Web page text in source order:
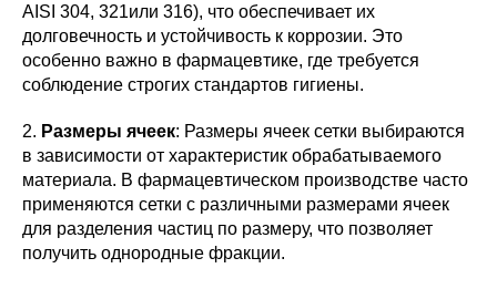
AISI 304, 321или 316), что обеспечивает их
долговечность и устойчивость к коррозии. Это
особенно важно в фармацевтике, где требуется
соблюдение строгих стандартов гигиены.
2. Размеры ячеек: Размеры ячеек сетки выбираются
в зависимости от характеристик обрабатываемого
материала. В фармацевтическом производстве часто
применяются сетки с различными размерами ячеек
для разделения частиц по размеру, что позволяет
получить однородные фракции.